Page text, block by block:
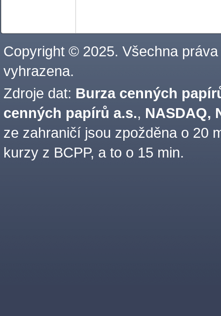
Copyright © 2025. Všechna práva
vyhrazena.
Zdroje dat: Burza cenných
cenných papírů a.s., NASDAQ,
ze zahraničí jsou zpožděna o 20
kurzy z BCPP, a to o 15 min.